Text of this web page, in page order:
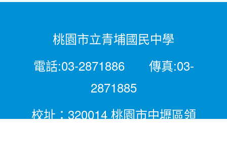
桃園市立青埔國民中學
電話:03-2871886 傳真:03-
2871885
校址：320014 桃園市中壢區領